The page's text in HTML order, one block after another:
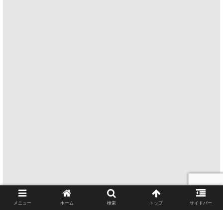
メニュー ホーム 検索 トップ サイドバー